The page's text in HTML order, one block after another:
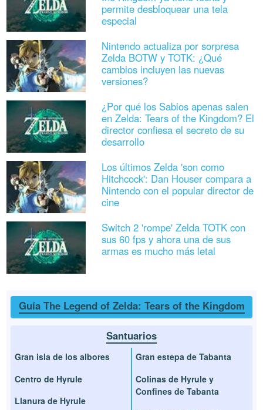
permite desbloquear una tela
especial
Nintendo actualiza por sorpresa
Zelda BOTW y TOTK: ¿Qué
cambios incluyen las nuevas
versiones?
¿Por qué los Sabios apenas salen
en Zelda: Tears of the Kingdom? El
director confiesa el secreto de su
desarrollo
Los últimos Zelda 'son como
Hitchcock': Dan Houser compara a
Nintendo con el popular director de
cine
Switch 2 'rompe' Zelda TOTK con
sus 60 fps y ahora una de sus
armas es mucho más letal
Guía The Legend of Zelda: Tears of the Kingdom
Santuarios
Gran isla de los albores
Centro de Hyrule
Llanura de Hyrule
Gran estepa de Tabanta
Colinas de Hyrule y
Confines de Tabanta